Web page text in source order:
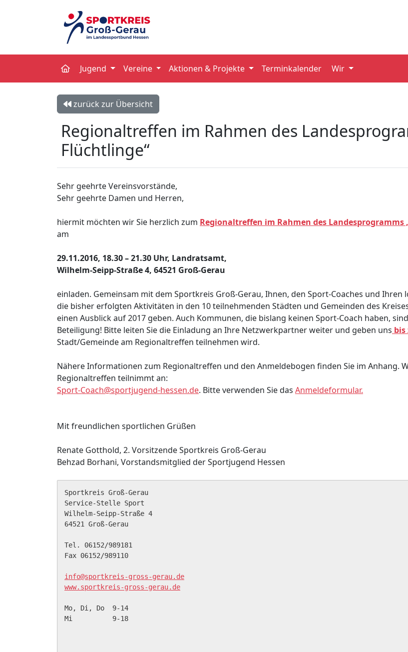
Jugend Vereine Aktionen & Projekte Terminkalender Wir
zurück zur Übersicht
Regionaltreffen im Rahmen des
Flüchtlinge“
Sehr geehrte Vereinsvorstände,
Sehr geehrte Damen und Herren,
hiermit möchten wir Sie herzlich zum Regionaltreffen im Rahmen des Landesprogramms
am
29.11.2016, 18.30 – 21.30 Uhr, Landratsamt,
Wilhelm-Seipp-Straße 4, 64521 Groß-Gerau
einladen. Gemeinsam mit dem Sportkreis Groß-Gerau, Ihnen, den Sport-Coaches und
die bisher erfolgten Aktivitäten in den 10 teilnehmenden Städten und Gemeinden des
einen Ausblick auf 2017 geben. Auch Kommunen, die bislang keinen Sport-Coach haben,
Beteiligung! Bitte leiten Sie die Einladung an Ihre Netzwerkpartner weiter und geben uns bis
Stadt/Gemeinde am Regionaltreffen teilnehmen wird.
Nähere Informationen zum Regionaltreffen und den Anmeldebogen finden Sie im Anhang.
Regionaltreffen teilnimmt an:
Sport-Coach@sportjugend-hessen.de. Bitte verwenden Sie das Anmeldeformular.
Mit freundlichen sportlichen Grüßen
Renate Gotthold, 2. Vorsitzende Sportkreis Groß-Gerau
Behzad Borhani, Vorstandsmitglied der Sportjugend Hessen
Sportkreis Groß-Gerau
Service-Stelle Sport
Wilhelm-Seipp-Straße 4
64521 Groß-Gerau
Tel. 06152/989181
Fax 06152/989110
info@sportkreis-gross-gerau.de
www.sportkreis-gross-gerau.de
Mo, Di, Do  9-14
Mi          9-18